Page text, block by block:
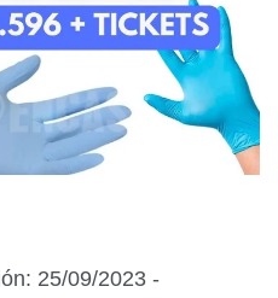
25/09/2023 -